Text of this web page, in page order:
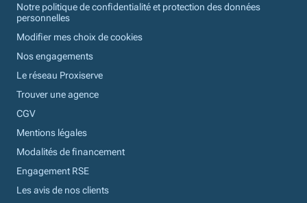
Notre politique de confidentialité et protection des données
personnelles
Modifier mes choix de cookies
Nos engagements
Le réseau Proxiserve
Trouver une agence
CGV
Mentions légales
Modalités de financement
Engagement RSE
Les avis de nos clients